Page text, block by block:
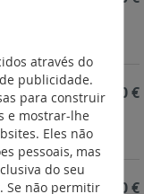
M
50,50 €
49,10 €
através do
publicidade.
para construir
e mostrar-lhe
Eles não
pessoais, mas
do seu
Se não permitir